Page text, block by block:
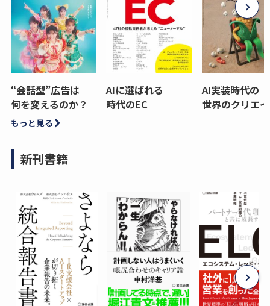
“会話型”広告は
何を変えるのか？
AIに選ばれる
時代のEC
AI実装時代の
世界のクリエ
もっと見る
新刊書籍